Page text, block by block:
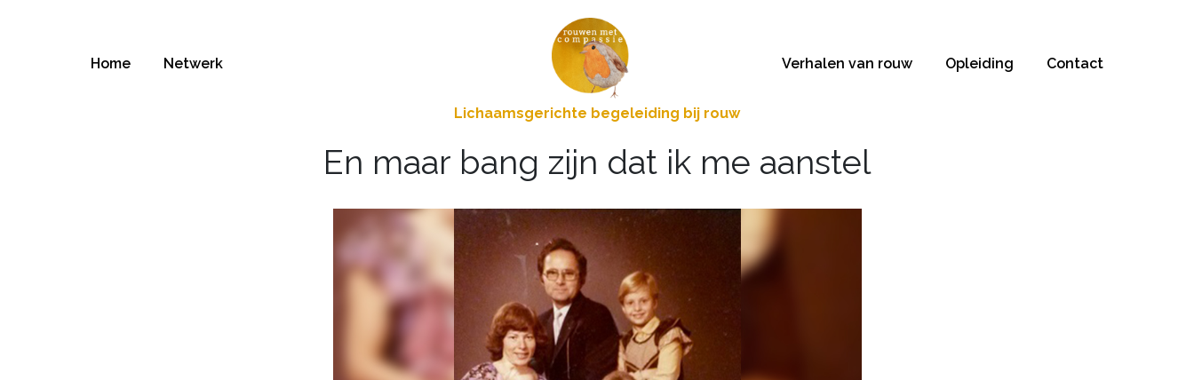
Home Netwerk Verhalen van rouw Opleiding Contact
Lichaamsgerichte begeleiding bij rouw
En maar bang zijn dat ik me aanstel